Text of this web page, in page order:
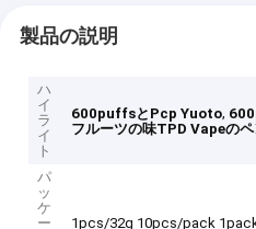
製品の説明
ハ
イ
ラ
イ
ト
600puffsとPcp Yuoto,
フルーツの味TPD Vapeの
パ
ッ
ケ
ー
1pcs/32g 10pcs/pack